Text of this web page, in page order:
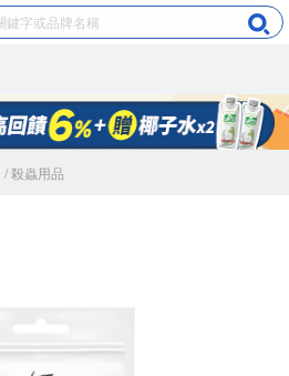
/ 殺蟲用品